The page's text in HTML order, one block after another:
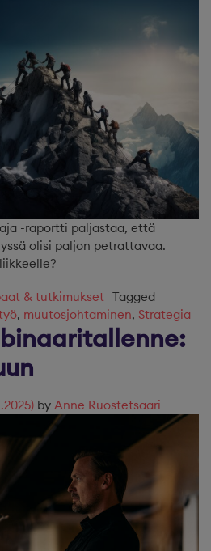
-raportti paljastaa, että
olisi paljon petrattavaa.
& tutkimukset Tagged
, muutosjohtaminen, Strategia
by Anne Ruostetsaari